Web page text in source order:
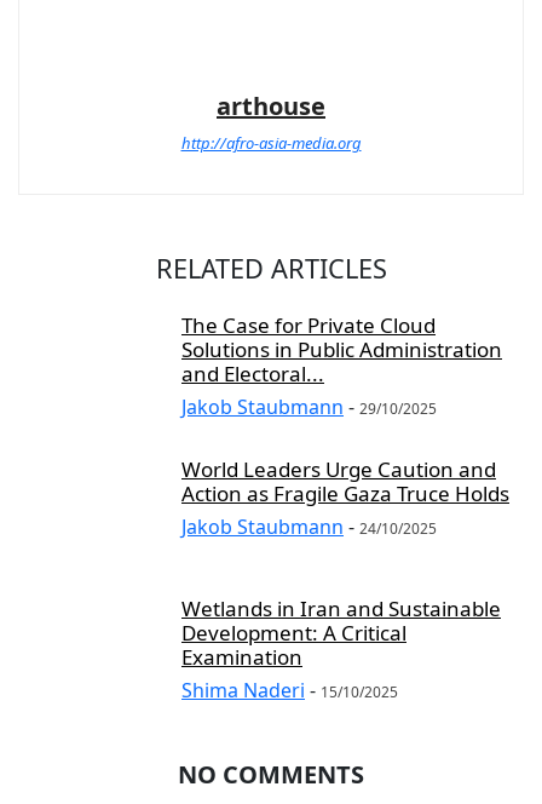
arthouse
http://afro-asia-media.org
RELATED ARTICLES
The Case for Private Cloud
Solutions in Public Administration
and Electoral...
Jakob Staubmann - 29/10/2025
World Leaders Urge Caution and
Action as Fragile Gaza Truce Holds
Jakob Staubmann - 24/10/2025
Wetlands in Iran and Sustainable
Development: A Critical
Examination
Shima Naderi - 15/10/2025
NO COMMENTS